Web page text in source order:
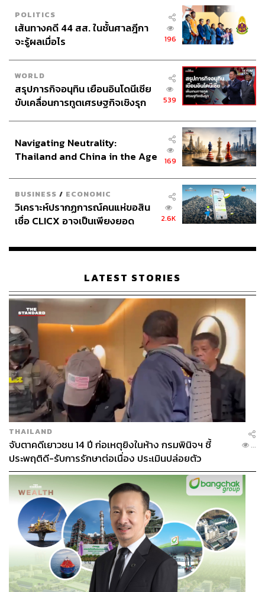
POLITICS
เส้นทางคดี 44 สส. ในชั้นศาลฎีกา
จะรู้ผลเมื่อไร
196
WORLD
สรุปภารกิจอนุทิน เยือนอินโดนีเซีย
ขับเคลื่อนการทูตเศรษฐกิจเชิงรุก
539
Navigating Neutrality:
Thailand and China in the Age
169
BUSINESS / ECONOMIC
วิเคราะห์ปรากฏการณ์คนแห่ขอสิน
เชื่อ CLICX อาจเป็นเพียงยอด
เรือนไทยที่ถูกซุกไว้
2.6K
LATEST STORIES
THAILAND
จับตาคดีเยาวชน 14 ปี ก่อเหตุยิงในห้าง กรมพินิจฯ ชี้
ประพฤติดี-รับการรักษาต่อเนื่อง ประเมินปล่อยตัว
...